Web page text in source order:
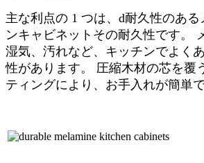
主な利点の 1 つは、 d耐久性のある
ンキャビネット その耐久性です。
湿気、汚れなど、キッチンでよく
性があります。 圧縮木材の芯を覆
ティングにより、お手入れが簡単で